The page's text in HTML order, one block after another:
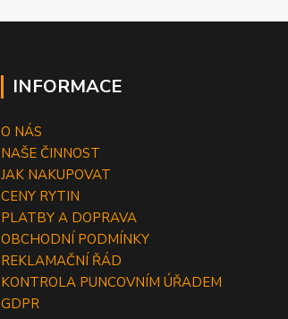
INFORMACE
O NÁS
NAŠE ČINNOST
JAK NAKUPOVAT
CENY RYTIN
PLATBY A DOPRAVA
OBCHODNÍ PODMÍNKY
REKLAMAČNÍ ŘÁD
KONTROLA PUNCOVNÍM ÚŘADEM
GDPR